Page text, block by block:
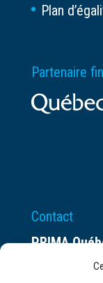
Plan
Partenaire
Contact
PRIMA
Espace ax.c